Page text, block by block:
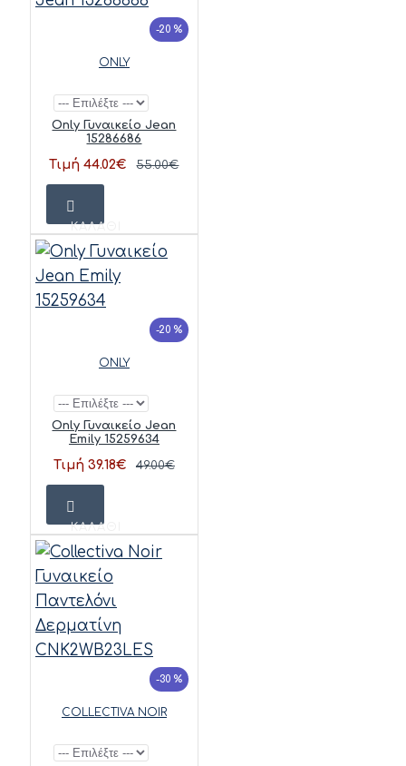
-20 %
ONLY
Only Γυναικείο Jean
15286686
Τιμή 44.02€ 55.00€
ΚΑΛΆΘΙ
-20 %
ONLY
Only Γυναικείο Jean
Emily 15259634
Τιμή 39.18€ 49.00€
ΚΑΛΆΘΙ
-30 %
COLLECTIVA NOIR